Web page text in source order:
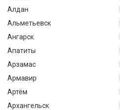
Алдан
Альметьевск
Ангарск
Апатиты
Арзамас
Армавир
Артём
Архангельск